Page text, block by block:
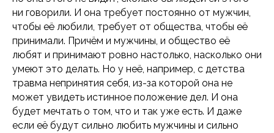
ни говорили. И она требует постоянно от мужчин,
чтобы её любили, требует от общества, чтобы её
принимали. Причём и мужчины, и общество её
любят и принимают ровно настолько, насколько они
умеют это делать. Но у неё, например, с детства
травма непринятия себя, из-за которой она не
может увидеть истинное положение дел. И она
будет мечтать о том, что и так уже есть. И даже
если её будут сильно любить мужчины и сильно
Расписание
Преподаватели
Программы
Отзывы
Блог